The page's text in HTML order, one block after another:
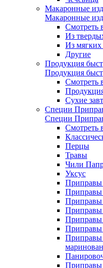
Макаронные
Макаронные
Смотреть
Из
Из
Другие
Продукция
Продукция
Смотреть
Сухие
Специи
Специи
Смотреть
Перцы
Травы
Чили
Уксус
Приправы
Приправы
Приправы
Приправы
Приправы
Приправы
Приправы
Приправы